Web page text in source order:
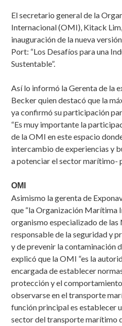
El secretario general de la
Internacional (OMI), Kitack
inauguración de la nueva
Port: “Los Desafíos para una
Sustentable”.
Así lo informó la Gerenta de la
Becker quien destacó que la
ya confirmó su participación
“Es muy importante la
de la OMI en este espacio
intercambio de experiencias y
a potenciar el sector marítimo-
OMI
Asimismo la gerenta de
que “la Organización Marítima
organismo especializado de las
responsable de la seguridad y
y de prevenir la contaminación
explicó que la OMI “es la
encargada de establecer
protección y el
observarse en el transporte
función principal es establecer
sector del transporte marítimo